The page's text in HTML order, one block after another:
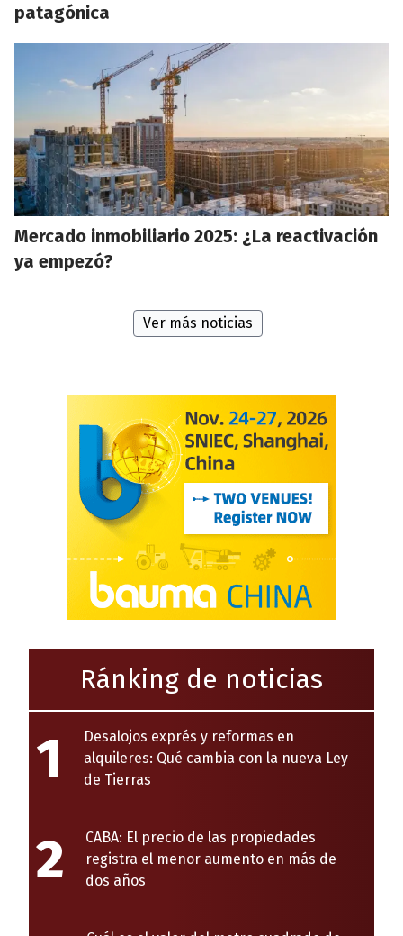
patagónica
Mercado inmobiliario 2025: ¿La reactivación
ya empezó?
Ver más noticias
Ránking de noticias
1
Desalojos exprés y reformas en
alquileres: Qué cambia con la nueva Ley
de Tierras
2
CABA: El precio de las propiedades
registra el menor aumento en más de
dos años